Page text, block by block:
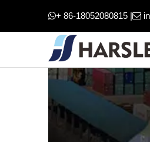
+ 86-18052080815 |